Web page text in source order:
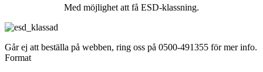
Med möjlighet att få ESD-klassning.
Går ej att beställa på webben, ring oss på 0500-491355 för mer info.
Format